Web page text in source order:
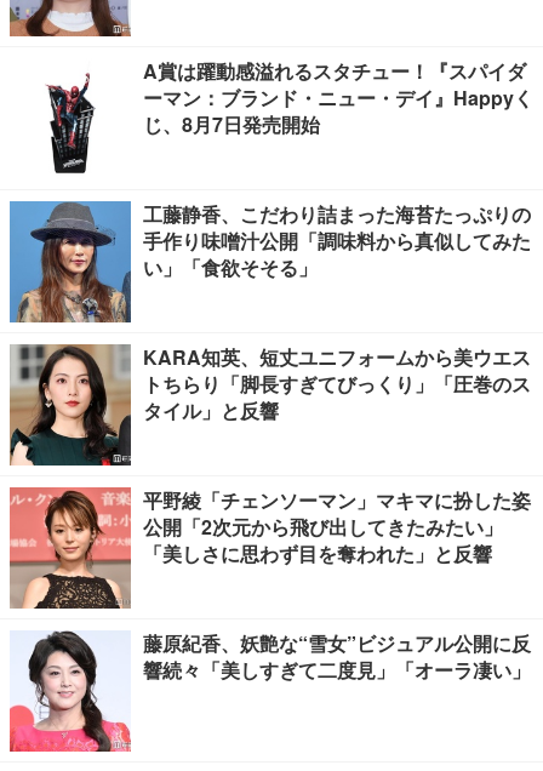
A賞は躍動感溢れるスタチュー！『スパイダ
ーマン：ブランド・ニュー・デイ』Happyく
じ、8月7日発売開始
工藤静香、こだわり詰まった海苔たっぷりの
手作り味噌汁公開「調味料から真似してみた
い」「食欲そそる」
KARA知英、短丈ユニフォームから美ウエス
トちらり「脚長すぎてびっくり」「圧巻のス
タイル」と反響
平野綾「チェンソーマン」マキマに扮した姿
公開「2次元から飛び出してきたみたい」
「美しさに思わず目を奪われた」と反響
藤原紀香、妖艶な“雪女”ビジュアル公開に反
響続々「美しすぎて二度見」「オーラ凄い」